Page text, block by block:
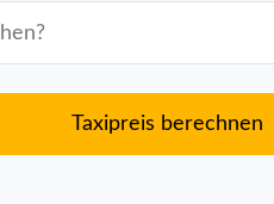
Taxipreis berechnen